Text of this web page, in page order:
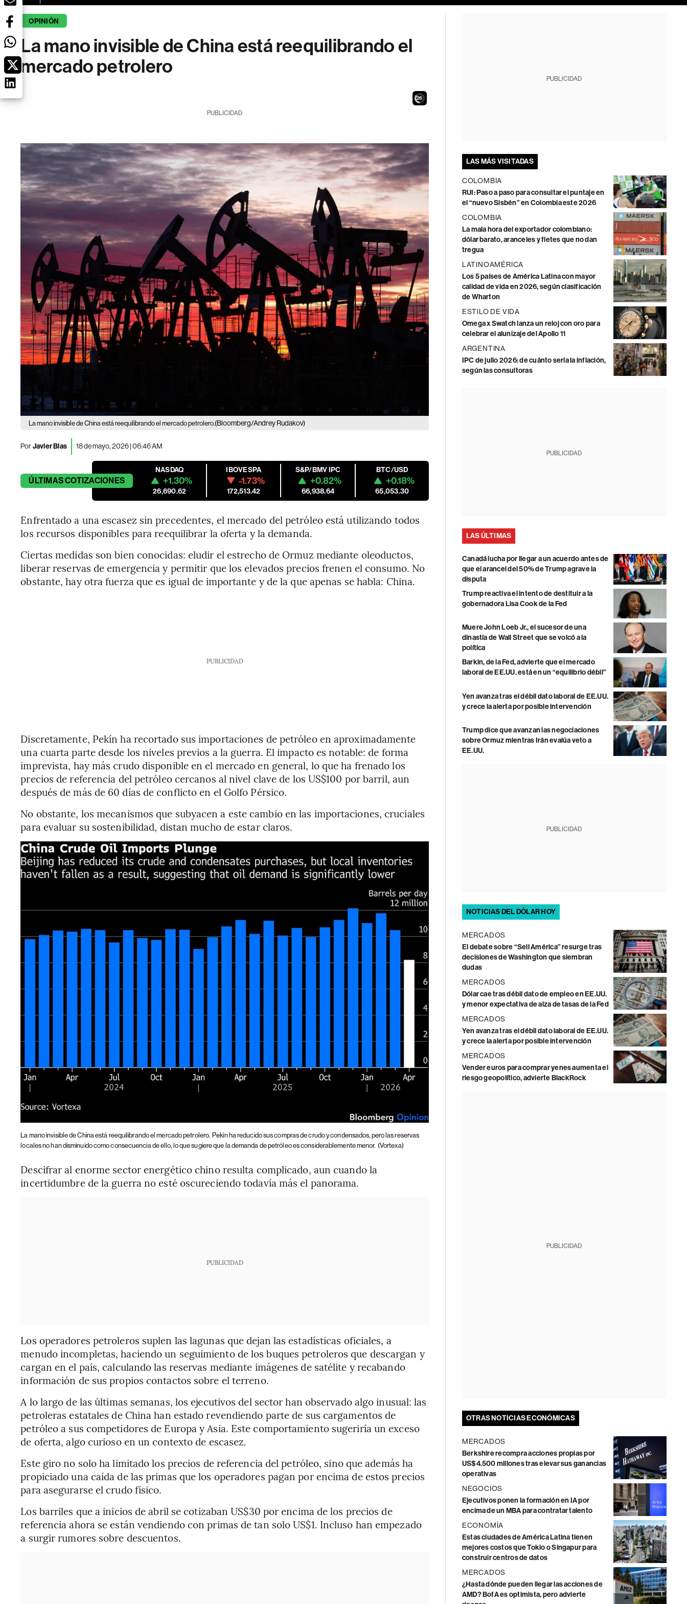
OPINIÓN
La mano invisible de China está reequilibrando el
mercado petrolero
24
PUBLICIDAD
La mano invisible de China está reequilibrando el mercado petrolero.(Bloomberg/Andrey Rudakov)
PorJavier Blas 18 de mayo, 2026 | 06:46 AM
ÚLTIMASCOTIZACIONES
NASDAQ
+1.30%
26,690.62
IBOVESPA
-1.73%
172,513.42
S&P/BMV IPC
+0.82%
66,938.64
BTC/USD
+0.18%
65,053.30
Enfrentado a una escasez sin precedentes, el mercado del petróleo está utilizando todos
los recursos disponibles para reequilibrar la oferta y la demanda.
Ciertas medidas son bien conocidas: eludir el estrecho de Ormuz mediante oleoductos,
liberar reservas de emergencia y permitir que los elevados precios frenen el consumo. No
obstante, hay otra fuerza que es igual de importante y de la que apenas se habla: China.
PUBLICIDAD
Discretamente, Pekín ha recortado sus importaciones de petróleo en aproximadamente
una cuarta parte desde los niveles previos a la guerra. El impacto es notable: de forma
imprevista, hay más crudo disponible en el mercado en general, lo que ha frenado los
precios de referencia del petróleo cercanos al nivel clave de los US$100 por barril, aun
después de más de 60 días de conflicto en el Golfo Pérsico.
No obstante, los mecanismos que subyacen a este cambio en las importaciones, cruciales
para evaluar su sostenibilidad, distan mucho de estar claros.
La mano invisible de China está reequilibrando el mercado petrolero. Pekín ha reducido sus compras de crudo y condensados, pero las reservas
locales no han disminuido como consecuencia de ello, lo que sugiere que la demanda de petróleo es considerablemente menor. (Vortexa)
Descifrar al enorme sector energético chino resulta complicado, aun cuando la
incertidumbre de la guerra no esté oscureciendo todavía más el panorama.
PUBLICIDAD
Los operadores petroleros suplen las lagunas que dejan las estadísticas oficiales, a
menudo incompletas, haciendo un seguimiento de los buques petroleros que descargan y
cargan en el país, calculando las reservas mediante imágenes de satélite y recabando
información de sus propios contactos sobre el terreno.
A lo largo de las últimas semanas, los ejecutivos del sector han observado algo inusual: las
petroleras estatales de China han estado revendiendo parte de sus cargamentos de
petróleo a sus competidores de Europa y Asia. Este comportamiento sugeriría un exceso
de oferta, algo curioso en un contexto de escasez.
Este giro no solo ha limitado los precios de referencia del petróleo, sino que además ha
propiciado una caída de las primas que los operadores pagan por encima de estos precios
para asegurarse el crudo físico.
Los barriles que a inicios de abril se cotizaban US$30 por encima de los precios de
referencia ahora se están vendiendo con primas de tan solo US$1. Incluso han empezado
a surgir rumores sobre descuentos.
PUBLICIDAD
LAS MÁS VISITADAS
COLOMBIA
RUI: Paso a paso para consultar el puntaje en
el “nuevo Sisbén” en Colombia este 2026
COLOMBIA
La mala hora del exportador colombiano:
dólar barato, aranceles y fletes que no dan
tregua
LATINOAMÉRICA
Los 5 países de América Latina con mayor
calidad de vida en 2026, según clasificación
de Wharton
ESTILO DE VIDA
Omega x Swatch lanza un reloj con oro para
celebrar el alunizaje del Apollo 11
ARGENTINA
IPC de julio 2026: de cuánto sería la inflación,
según las consultoras
PUBLICIDAD
LAS ÚLTIMAS
Canadá lucha por llegar a un acuerdo antes de
que el arancel del 50% de Trump agrave la
disputa
Trump reactiva el intento de destituir a la
gobernadora Lisa Cook de la Fed
Muere John Loeb Jr., el sucesor de una
dinastía de Wall Street que se volcó a la
política
Barkin, de la Fed, advierte que el mercado
laboral de EE.UU. está en un “equilibrio débil”
Yen avanza tras el débil dato laboral de EE.UU.
y crece la alerta por posible intervención
Trump dice que avanzan las negociaciones
sobre Ormuz mientras Irán evalúa veto a
EE.UU.
PUBLICIDAD
NOTICIAS DEL DÓLAR HOY
MERCADOS
El debate sobre “Sell América” resurge tras
decisiones de Washington que siembran
dudas
MERCADOS
Dólar cae tras débil dato de empleo en EE.UU.
y menor expectativa de alza de tasas de la Fed
MERCADOS
Yen avanza tras el débil dato laboral de EE.UU.
y crece la alerta por posible intervención
MERCADOS
Vender euros para comprar yenes aumenta el
riesgo geopolítico, advierte BlackRock
PUBLICIDAD
OTRAS NOTICIAS ECONÓMICAS
MERCADOS
Berkshire recompra acciones propias por
US$4.500 millones tras elevar sus ganancias
operativas
NEGOCIOS
Ejecutivos ponen la formación en IA por
encima de un MBA para contratar talento
ECONOMÍA
Estas ciudades de América Latina tienen
mejores costos que Tokio o Singapur para
construir centros de datos
MERCADOS
¿Hasta dónde pueden llegar las acciones de
AMD? BofA es optimista, pero advierte